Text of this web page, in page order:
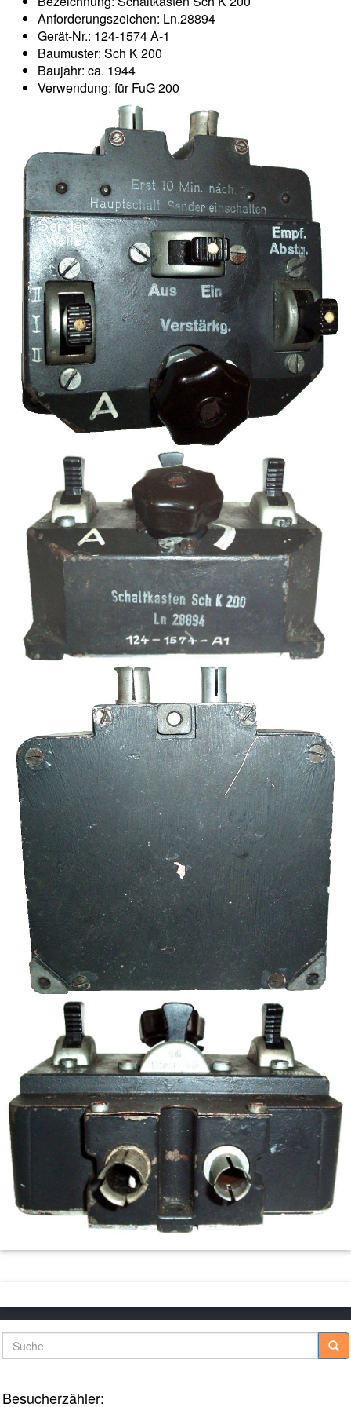
Anforderungszeichen: Ln.28894
Gerät-Nr.: 124-1574 A-1
Baumuster: Sch K 200
Baujahr: ca. 1944
Verwendung: für FuG 200
Suche
Besucherzähler: